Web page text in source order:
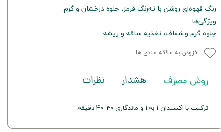
رنگ قهوه‌ای روشن با ته‌رنگ قرمز، جلوه درخشان و گرم.
ویژگی‌ها:
جلوه گرم و شفاف، تغذیه ساقه و ریشه
افزودن به علاقه مندی ها
روش مصرف هشدار نظرات
ترکیب با اکسیدان 1 به 1 و ماندگاری 30–40 دقیقه.